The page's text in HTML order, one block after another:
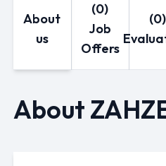
About
us
(0)
Job
Offers
(0)
About